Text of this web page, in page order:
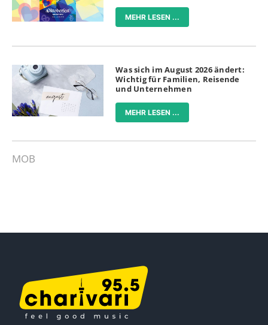
MEHR LESEN ...
Was sich im August 2026 ändert:
Wichtig für Familien, Reisende
und Unternehmen
MEHR LESEN ...
MOB